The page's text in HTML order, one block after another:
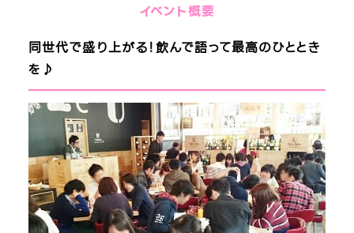
イベント概要
同世代で盛り上がる！飲んで語って最高のひととき
を♪